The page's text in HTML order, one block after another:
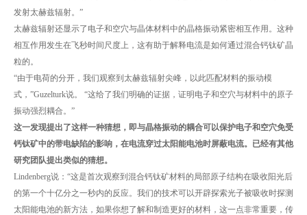
发射太赫兹辐射。”
太赫兹辐射还显示了电子和空穴与晶体材料中的晶格振动紧密相互作用。这种
相互作用发生在飞秒时间尺度上，这有助于解释电流是如何通过混合钙钛矿晶
粒的。
“由于电荷的分开，我们观察到太赫兹辐射尖峰，以此匹配材料的振动模
式，”Guzelturk说。 “这给了我们明确的证据，证明电子和空穴与材料中的原子
振动强烈耦合。”
这一发现提出了这样一种猜想，即与晶格振动的耦合可以保护电子和空穴免受
钙钛矿中的带电缺陷的影响，在电流穿过太阳能电池时屏蔽电流。已经有其他
研究团队提出类似的猜想。
Lindenberg说：“这是首次观察到混合钙钛矿材料的局部原子结构在吸收阳光后
的第一个十亿分之一秒内的反应。我们的技术可以开辟探索光子被吸收时探测
太阳能电池的新方法，如果你想了解和制造更好的材料，这一点非常重要，传